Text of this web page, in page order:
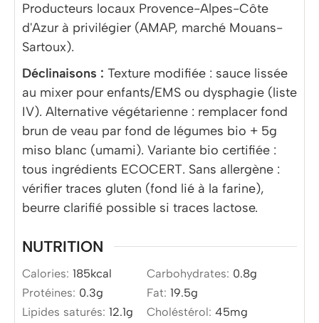
Producteurs locaux Provence-Alpes-Côte
d'Azur à privilégier (AMAP, marché Mouans-
Sartoux).
Déclinaisons : Texture modifiée : sauce lissée
au mixer pour enfants/EMS ou dysphagie (liste
IV). Alternative végétarienne : remplacer fond
brun de veau par fond de légumes bio + 5g
miso blanc (umami). Variante bio certifiée :
tous ingrédients ECOCERT. Sans allergène :
vérifier traces gluten (fond lié à la farine),
beurre clarifié possible si traces lactose.
NUTRITION
Calories: 185kcal Carbohydrates: 0.8g
Protéines: 0.3g Fat: 19.5g
Lipides saturés: 12.1g Choléstérol: 45mg